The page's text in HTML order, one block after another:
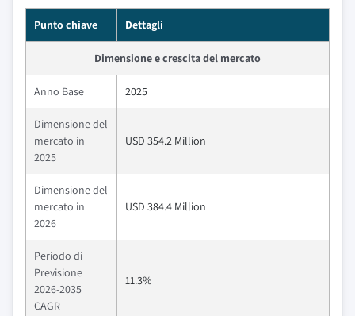
Punto chiave Dettagli
Dimensione e crescita del mercato
Anno Base 2025
Dimensione del
mercato in
2025
USD 354.2 Million
Dimensione del
mercato in
2026
USD 384.4 Million
Periodo di
Previsione
2026-2035
CAGR
11.3%